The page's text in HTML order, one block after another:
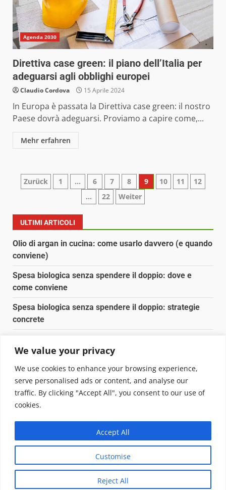
We value your privacy
We use cookies to enhance your browsing experience,
serve personalised ads or content, and analyse our
traffic. By clicking "Accept All", you consent to our use of
cookies.
Customise
Reject All
Accept All
Agenda 2030
Direttiva case green: il piano dell’Italia per
adeguarsi agli obblighi europei
Claudio Cordova 15 Aprile 2024
In Europa è passata la Direttiva case green: il nostro
Paese dovrà adeguarsi. Proviamo a capire come,...
Mehr erfahren
Paginazione
articoli
Zurück 1 … 6 7 8 9 10 11
12
…
22 Weiter
ULTIMI ARTICOLI
Olio di argan in cucina: come usarlo davvero (e quando
conviene)
Spesa biologica senza spendere il doppio: dove e
come conviene
Spesa biologica senza spendere il doppio: strategie
concrete
Pulizia naturale della casa: 3 ingredienti che
sostituiscono 10 prodotti chimici
Copyright © 2025 Biopianeta.it proprietà di Jws Media
Questo blog non è una testata giornalistica, in quanto
viene aggiornato senza alcuna periodicità. Non può
pertanto considerarsi un prodotto editoriale ai sensi
della legge n. 62 del 07.03.2001|DarkNewsvon AF
themes.